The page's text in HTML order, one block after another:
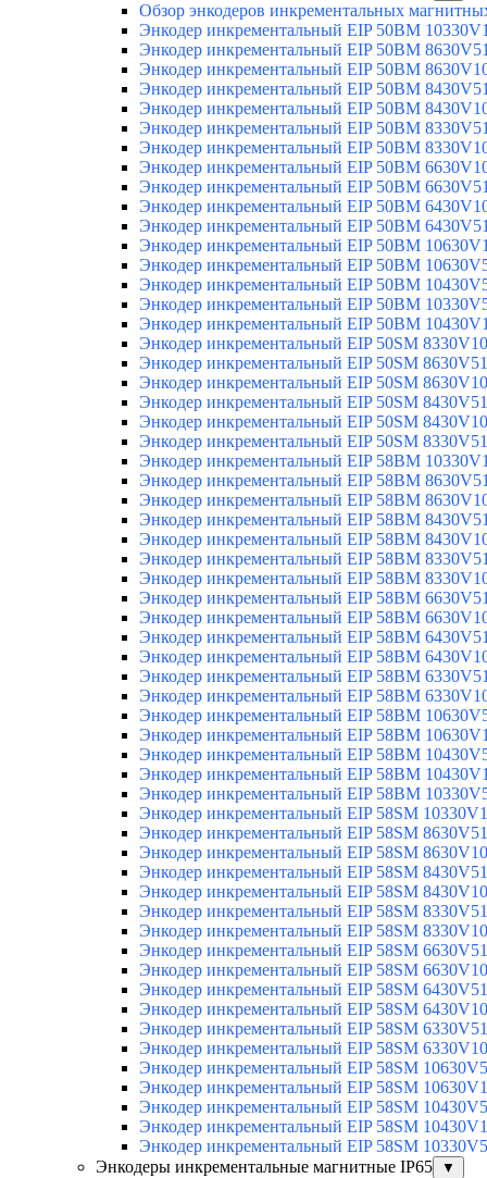
Обзор энкодеров инкрементальных
Энкодер инкрементальный EIP 50BM
Энкодер инкрементальный EIP 50BM
Энкодер инкрементальный EIP 50BM
Энкодер инкрементальный EIP 50BM
Энкодер инкрементальный EIP 50BM
Энкодер инкрементальный EIP 50BM
Энкодер инкрементальный EIP 50BM
Энкодер инкрементальный EIP 50BM
Энкодер инкрементальный EIP 50BM
Энкодер инкрементальный EIP 50BM
Энкодер инкрементальный EIP 50BM
Энкодер инкрементальный EIP 50BM
Энкодер инкрементальный EIP 50BM
Энкодер инкрементальный EIP 50BM
Энкодер инкрементальный EIP 50BM
Энкодер инкрементальный EIP 50BM
Энкодер инкрементальный EIP 50SM
Энкодер инкрементальный EIP 50SM
Энкодер инкрементальный EIP 50SM
Энкодер инкрементальный EIP 50SM
Энкодер инкрементальный EIP 50SM
Энкодер инкрементальный EIP 50SM
Энкодер инкрементальный EIP 58BM
Энкодер инкрементальный EIP 58BM
Энкодер инкрементальный EIP 58BM
Энкодер инкрементальный EIP 58BM
Энкодер инкрементальный EIP 58BM
Энкодер инкрементальный EIP 58BM
Энкодер инкрементальный EIP 58BM
Энкодер инкрементальный EIP 58BM
Энкодер инкрементальный EIP 58BM
Энкодер инкрементальный EIP 58BM
Энкодер инкрементальный EIP 58BM
Энкодер инкрементальный EIP 58BM
Энкодер инкрементальный EIP 58BM
Энкодер инкрементальный EIP 58BM
Энкодер инкрементальный EIP 58BM
Энкодер инкрементальный EIP 58BM
Энкодер инкрементальный EIP 58BM
Энкодер инкрементальный EIP 58BM
Энкодер инкрементальный EIP 58SM
Энкодер инкрементальный EIP 58SM
Энкодер инкрементальный EIP 58SM
Энкодер инкрементальный EIP 58SM
Энкодер инкрементальный EIP 58SM
Энкодер инкрементальный EIP 58SM
Энкодер инкрементальный EIP 58SM
Энкодер инкрементальный EIP 58SM
Энкодер инкрементальный EIP 58SM
Энкодер инкрементальный EIP 58SM
Энкодер инкрементальный EIP 58SM
Энкодер инкрементальный EIP 58SM
Энкодер инкрементальный EIP 58SM
Энкодер инкрементальный EIP 58SM
Энкодер инкрементальный EIP 58SM
Энкодер инкрементальный EIP 58SM
Энкодер инкрементальный EIP 58SM
Энкодер инкрементальный EIP 58SM
Энкодеры инкрементальные магнитные IP65
▼